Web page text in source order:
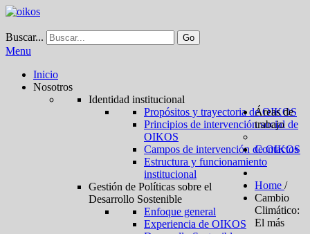
Buscar... Go
Menu
Inicio
Nosotros
Identidad institucional
Propósitos y trayectoria de OIKOS
Principios de intervención social de
OIKOS
Campos de intervención de OIKOS
Estructura y funcionamiento
institucional
Áreas de
trabajo
Gestión de Políticas sobre el
Desarrollo Sostenible
Enfoque general
Experiencia de OIKOS
Contactos
Home /
Cambio
Climático:
El más